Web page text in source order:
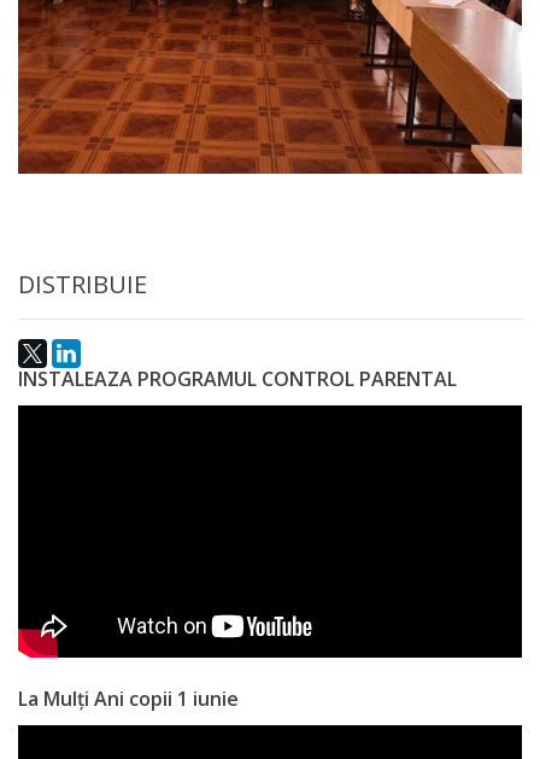
DISTRIBUIE
INSTALEAZA PROGRAMUL CONTROL PARENTAL
La Mulți Ani copii 1 iunie